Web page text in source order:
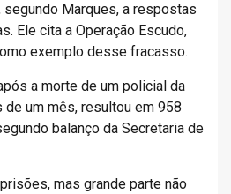
Marques, a respostas
Ele cita a Operação Escudo,
exemplo desse fracasso.
a morte de um policial da
de um mês, resultou em 958
balanço da Secretaria de
mas grande parte não